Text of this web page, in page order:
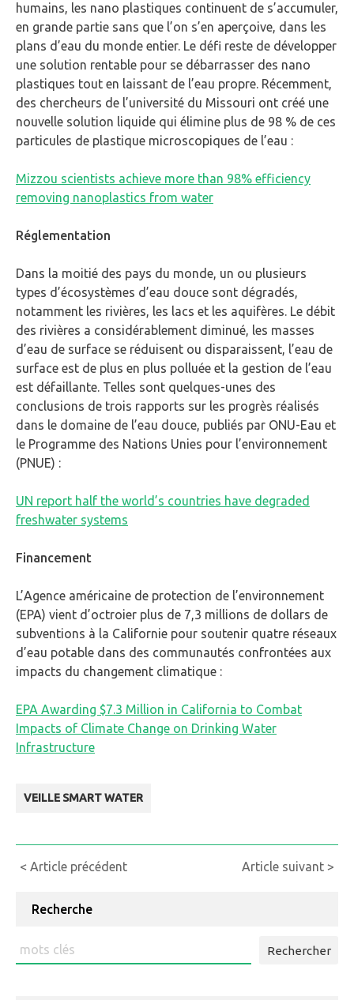
humains, les nano plastiques continuent de s’accumuler,
en grande partie sans que l’on s’en aperçoive, dans les
plans d’eau du monde entier. Le défi reste de développer
une solution rentable pour se débarrasser des nano
plastiques tout en laissant de l’eau propre. Récemment,
des chercheurs de l’université du Missouri ont créé une
nouvelle solution liquide qui élimine plus de 98 % de ces
particules de plastique microscopiques de l’eau :
Mizzou scientists achieve more than 98% efficiency
removing nanoplastics from water
Réglementation
Dans la moitié des pays du monde, un ou plusieurs
types d’écosystèmes d’eau douce sont dégradés,
notamment les rivières, les lacs et les aquifères. Le débit
des rivières a considérablement diminué, les masses
d’eau de surface se réduisent ou disparaissent, l’eau de
surface est de plus en plus polluée et la gestion de l’eau
est défaillante. Telles sont quelques-unes des
conclusions de trois rapports sur les progrès réalisés
dans le domaine de l’eau douce, publiés par ONU-Eau et
le Programme des Nations Unies pour l’environnement
(PNUE) :
UN report half the world’s countries have degraded
freshwater systems
Financement
L’Agence américaine de protection de l’environnement
(EPA) vient d’octroier plus de 7,3 millions de dollars de
subventions à la Californie pour soutenir quatre réseaux
d’eau potable dans des communautés confrontées aux
impacts du changement climatique :
EPA Awarding $7.3 Million in California to Combat
Impacts of Climate Change on Drinking Water
Infrastructure
VEILLE SMART WATER
Continue
< Article précédent Article suivant >
Recherche
Rechercher
: